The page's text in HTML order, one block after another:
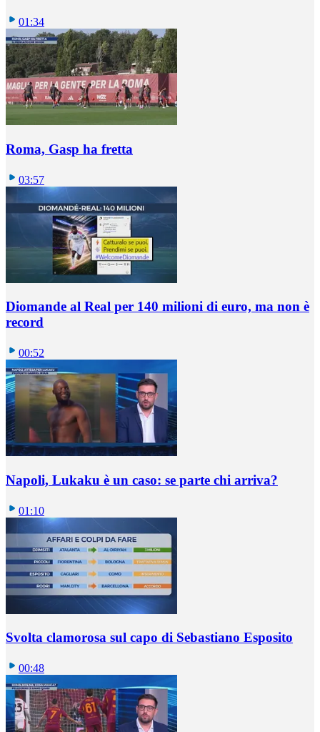
01:34
Roma, Gasp ha fretta
03:57
Diomande al Real per 140 milioni di euro, ma non è
record
00:52
Napoli, Lukaku è un caso: se parte chi arriva?
01:10
Svolta clamorosa sul capo di Sebastiano Esposito
00:48